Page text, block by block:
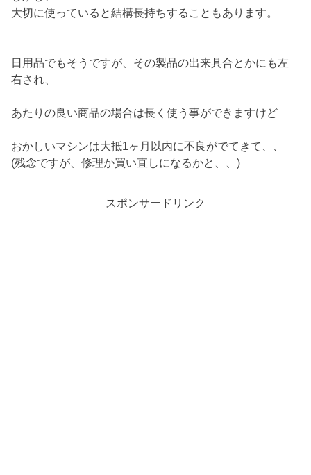
大切に使っていると結構長持ちすることもあります。
日用品でもそうですが、その製品の出来具合とかにも左
右され、
あたりの良い商品の場合は長く使う事ができますけど
おかしいマシンは大抵1ヶ月以内に不良がでてきて、、
(残念ですが、修理か買い直しになるかと、、)
スポンサードリンク